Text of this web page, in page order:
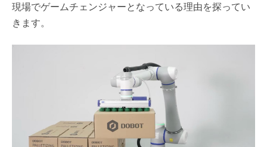
現場でゲームチェンジャーとなっている理由を探ってい
きます。